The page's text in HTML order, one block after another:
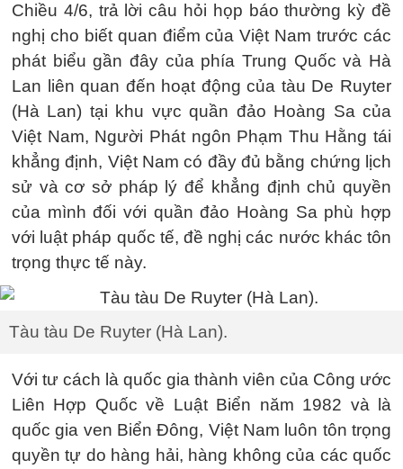
Chiều 4/6, trả lời câu hỏi họp báo thường kỳ đề
nghị cho biết quan điểm của Việt Nam trước các
phát biểu gần đây của phía Trung Quốc và Hà
Lan liên quan đến hoạt động của tàu De Ruyter
(Hà Lan) tại khu vực quần đảo Hoàng Sa của
Việt Nam, Người Phát ngôn Phạm Thu Hằng tái
khẳng định, Việt Nam có đầy đủ bằng chứng lịch
sử và cơ sở pháp lý để khẳng định chủ quyền
của mình đối với quần đảo Hoàng Sa phù hợp
với luật pháp quốc tế, đề nghị các nước khác tôn
trọng thực tế này.
Tàu tàu De Ruyter (Hà Lan).
Với tư cách là quốc gia thành viên của Công ước
Liên Hợp Quốc về Luật Biển năm 1982 và là
quốc gia ven Biển Đông, Việt Nam luôn tôn trọng
quyền tự do hàng hải, hàng không của các quốc